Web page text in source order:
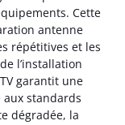
Cette
antenne
répétitives et les
l’installation
garantit une
standards
dégradée, la